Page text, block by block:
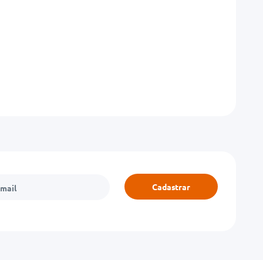
Cadastrar